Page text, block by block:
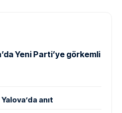
Yeni Parti’ye görkemli
anıt